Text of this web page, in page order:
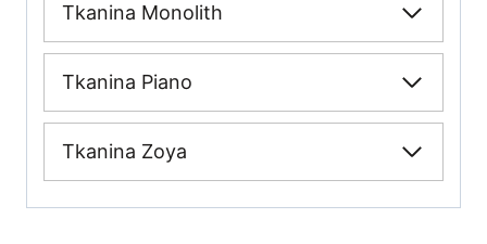
Tkanina Monolith
Tkanina Piano
Tkanina Zoya